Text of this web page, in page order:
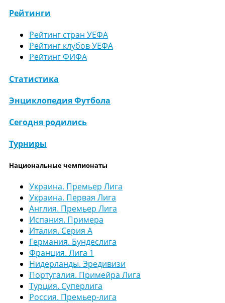
Рейтинги
Рейтинг стран УЕФА
Рейтинг клубов УЕФА
Рейтинг ФИФА
Статистика
Энциклопедия Футбола
Сегодня родились
Турниры
Национальные чемпионаты
Украина. Премьер Лига
Украина. Первая Лига
Англия. Премьер Лига
Испания. Примера
Италия. Серия А
Германия. Бундеслига
Франция. Лига 1
Нидерланды. Эредивизи
Португалия. Примейра Лига
Турция. Суперлига
Россия. Премьер-лига